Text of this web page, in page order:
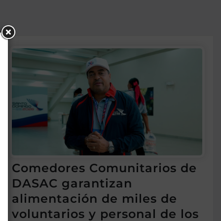
Comedores Comunitarios de
DASAC garantizan
alimentación de miles de
voluntarios y personal de los